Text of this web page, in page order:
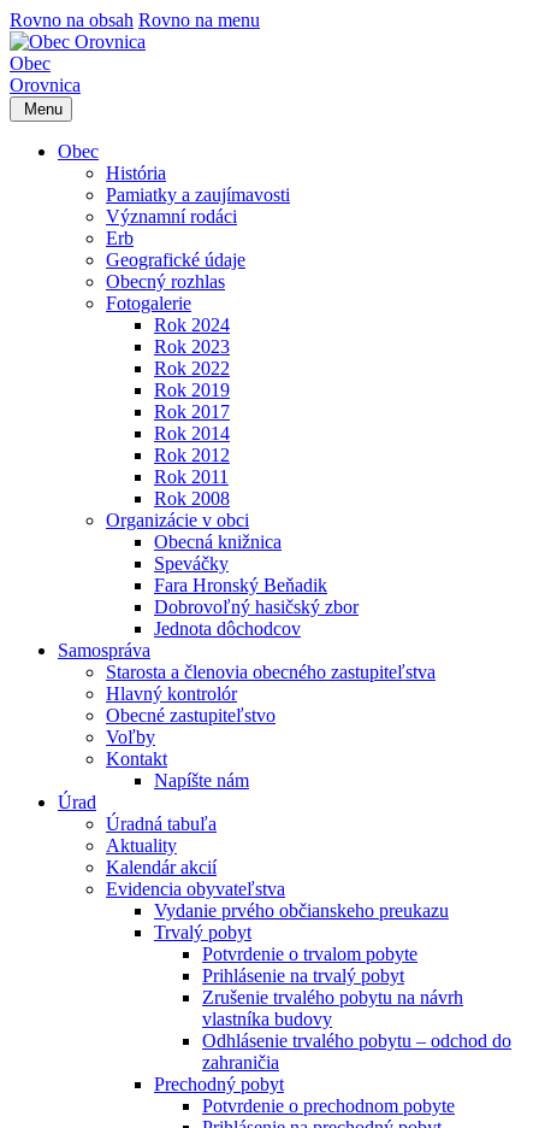
Rovno na obsah Rovno na menu
Obec
Orovnica
Menu
Obec
História
Pamiatky a zaujímavosti
Významní rodáci
Erb
Geografické údaje
Obecný rozhlas
Fotogalerie
Rok 2024
Rok 2023
Rok 2022
Rok 2019
Rok 2017
Rok 2014
Rok 2012
Rok 2011
Rok 2008
Organizácie v obci
Obecná knižnica
Speváčky
Fara Hronský Beňadik
Dobrovoľný hasičský zbor
Jednota dôchodcov
Samospráva
Starosta a členovia obecného zastupiteľstva
Hlavný kontrolór
Obecné zastupiteľstvo
Voľby
Kontakt
Napíšte nám
Úrad
Úradná tabuľa
Aktuality
Kalendár akcií
Evidencia obyvateľstva
Vydanie prvého občianskeho preukazu
Trvalý pobyt
Potvrdenie o trvalom pobyte
Prihlásenie na trvalý pobyt
Zrušenie trvalého pobytu na návrh
vlastníka budovy
Odhlásenie trvalého pobytu – odchod do
zahraničia
Prechodný pobyt
Potvrdenie o prechodnom pobyte